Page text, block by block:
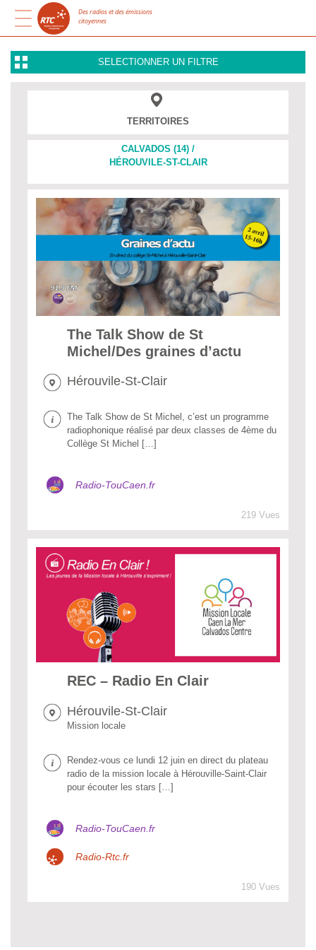
Des radios et des émissions
citoyennes
SELECTIONNER UN FILTRE
TERRITOIRES
CALVADOS (14) /
HÉROUVILE-ST-CLAIR
The Talk Show de St
Michel/Des graines d’actu
Hérouvile-St-Clair
The Talk Show de St Michel, c’est un programme
radiophonique réalisé par deux classes de 4ème du
Collège St Michel […]
Radio-TouCaen.fr
219 Vues
REC – Radio En Clair
Hérouvile-St-Clair
Mission locale
Rendez-vous ce lundi 12 juin en direct du plateau
radio de la mission locale à Hérouville-Saint-Clair
pour écouter les stars […]
Radio-TouCaen.fr
Radio-Rtc.fr
190 Vues